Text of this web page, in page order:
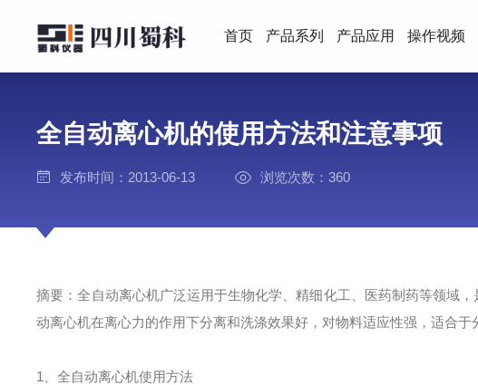
首页 产品系列 产品应用 操作视频
全自动离心机的使用方法和注意事项
发布时间：2013-06-13 浏览次数：360
摘要：全自动离心机广泛运用于生物化学、精细化工、医药制药等领域
动离心机在离心力的作用下分离和洗涤效果好，对物料适应性强，适合于
1、全自动离心机使用方法